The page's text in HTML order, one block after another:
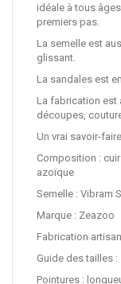
idéale à tous
premiers pas.
La semelle est
glissant.
La sandales est
La fabrication est
découpes,
Un vrai savoir-
Composition :
azoïque
Semelle : Vibram
Marque : Zeazoo
Fabrication
Guide des tailles :
Pointures :